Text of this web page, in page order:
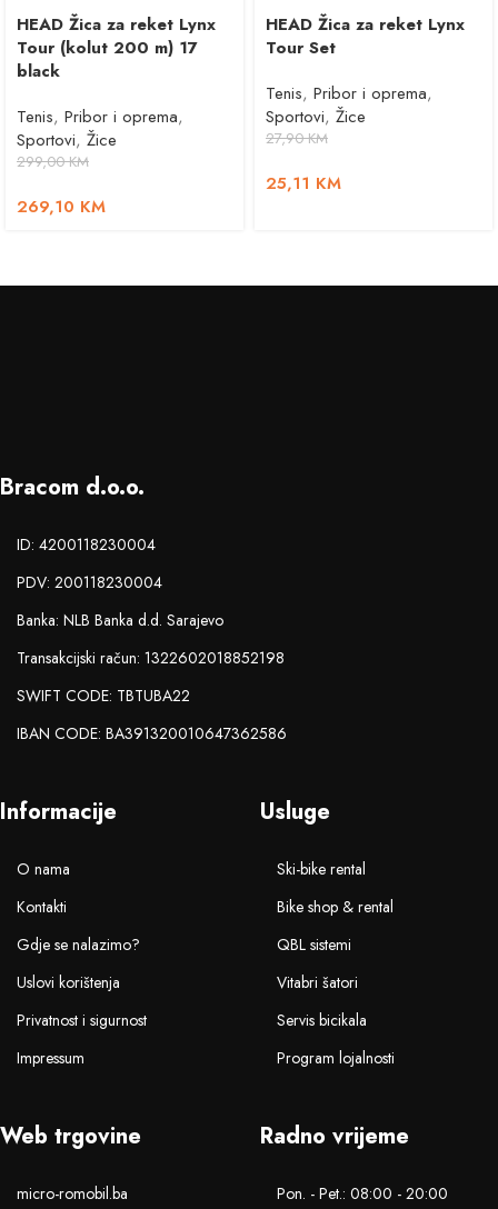
HEAD Žica za reket Lynx
Tour (kolut 200 m) 17
black
Tenis, Pribor i oprema,
Sportovi, Žice
299,00KM
269,10 KM
HEAD Žica za reket Lynx
Tour Set
Tenis, Pribor i oprema,
Sportovi, Žice
27,90KM
25,11 KM
Bracom d.o.o.
ID: 4200118230004
PDV: 200118230004
Banka: NLB Banka d.d. Sarajevo
Transakcijski račun: 1322602018852198
SWIFT CODE: TBTUBA22
IBAN CODE: BA391320010647362586
Informacije
O nama
Kontakti
Gdje se nalazimo?
Uslovi korištenja
Privatnost i sigurnost
Impressum
Usluge
Ski-bike rental
Bike shop & rental
QBL sistemi
Vitabri šatori
Servis bicikala
Program lojalnosti
Web trgovine
micro-romobil.ba
Radno vrijeme
Pon. - Pet.: 08:00 - 20:00